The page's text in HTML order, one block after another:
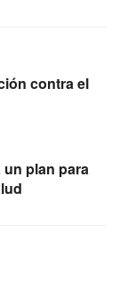
contra el
plan para